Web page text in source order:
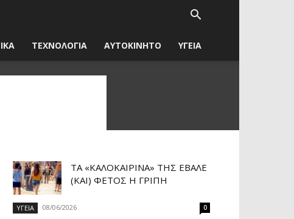
ΤΕΧΝΟΛΟΓΙΑ ΑΥΤΟΚΙΝΗΤΟ ΥΓΕΙΑ
ΤΑ «ΚΑΛΟΚΑΙΡΙΝΆ» ΤΗΣ ΈΒΑΛΕ
(ΚΑΙ) ΦΈΤΟΣ Η ΓΡΊΠΗ
ΥΓΕΙΑ 08/06/2026 0